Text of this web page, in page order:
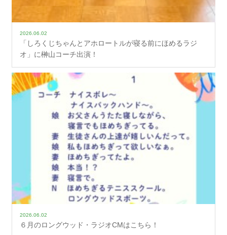
2026.06.02
「しろくじちゃんとアホロートルが寝る前にほめるラジ
オ」に榊山コーチ出演！
2026.06.02
６月のロングウッド・ラジオCMはこちら！